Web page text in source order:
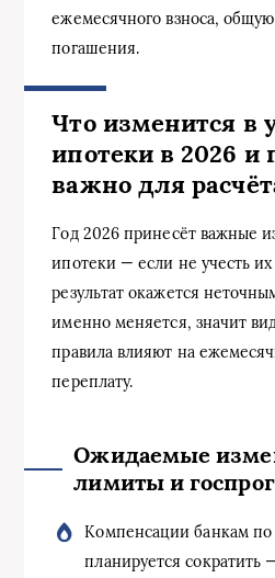
ежемесячного взноса,
погашения.
Что изменится в
ипотеки в 2026 и
важно для
Год 2026 принесёт важные
ипотеки — если не учесть
результат окажется
именно меняется, значит
правила влияют на
переплату.
Ожидаемые
лимиты и
Компенсации банкам по
планируется сократить